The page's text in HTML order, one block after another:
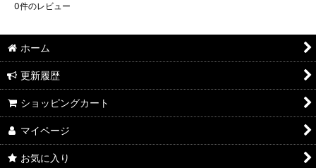
0件のレビュー
ホーム
更新履歴
ショッピングカート
マイページ
お気に入り